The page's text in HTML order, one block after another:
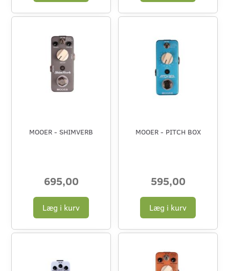
MOOER - SHIMVERB
695,00
Læg i kurv
MOOER - PITCH BOX
595,00
Læg i kurv